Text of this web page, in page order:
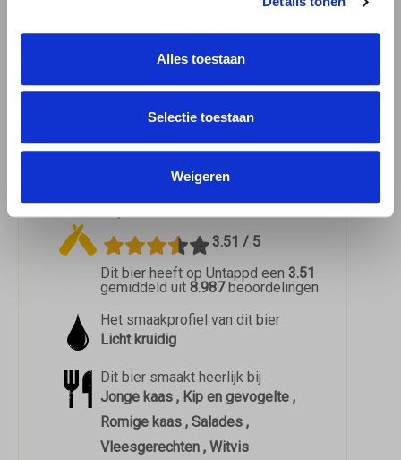
Alles toestaan
Selectie toestaan
Weigeren
Tripel.
3.51 / 5
Dit bier heeft op Untappd een 3.51
gemiddeld uit 8.987beoordelingen
Het smaakprofiel van dit bier
Licht kruidig
Dit bier smaakt heerlijk bij
Jonge kaas , Kip en gevogelte ,
Romige kaas , Salades ,
Vleesgerechten , Witvis